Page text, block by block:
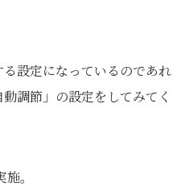
設定になっているのであれ
調節」の設定をしてみてく
。